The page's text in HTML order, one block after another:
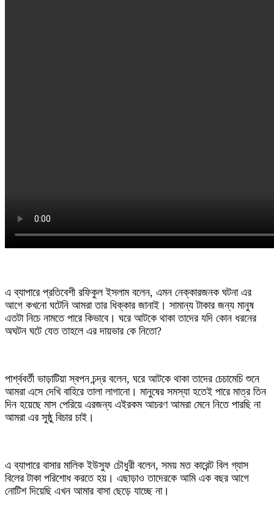
‎এ ব্যাপারে প্রতিবেশী রফিকুল ইসলাম বলেন, এমন নেক্কারজনক ঘটনা এর
আগে কখনো ঘটেনি আমরা তার ধিক্কার জানাই। সামান্য টাকার জন্য মানুষ
এতটা নিচে নামতে পারে কিভাবে। ঘরে আটকে থাকা তাদের যদি কোন ধরনের
অঘটন ঘটে যেত তাহলে এর দায়ভার কে নিতো?
‎পার্শ্ববর্তী ভাড়াটিয়া স্বপন চন্দ্র বলেন, ঘরে আটকে থাকা তাদের চেচামেচি শুনে
আমরা এসে দেখি বাহিরে তালা লাগানো। মানুষের সমস্যা হতেই পারে মাত্র তিন
দিন হয়েছে মাস পেরিয়ে এরজন্য এইরকম আচরণ আমরা মেনে নিতে পারছি না
আমরা এর সুষ্ঠু বিচার চাই।
‎এ ব্যাপারে বাসার মালিক ইউসুফ চৌধুরী বলেন, সময় মত কারেন্ট বিল গ্যাস
বিলের টাকা পরিশোধ করতে হয়। এছাড়াও তাদেরকে আমি এক বছর আগে
নোটিশ দিয়েছি এখন আমার বাসা ছেড়ে যাচ্ছে না।